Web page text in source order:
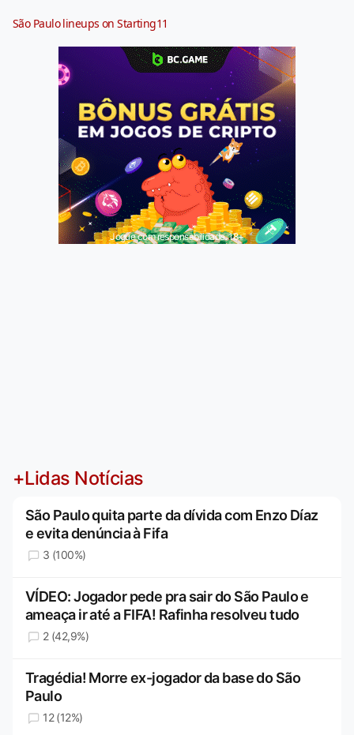
São Paulo lineups on Starting11
Jogue com responsabilidade. 18+
+Lidas Notícias
São Paulo quita parte da dívida com Enzo Díaz
e evita denúncia à Fifa
3 (100%)
VÍDEO: Jogador pede pra sair do São Paulo e
ameaça ir até a FIFA! Rafinha resolveu tudo
2 (42,9%)
Tragédia! Morre ex-jogador da base do São
Paulo
12 (12%)